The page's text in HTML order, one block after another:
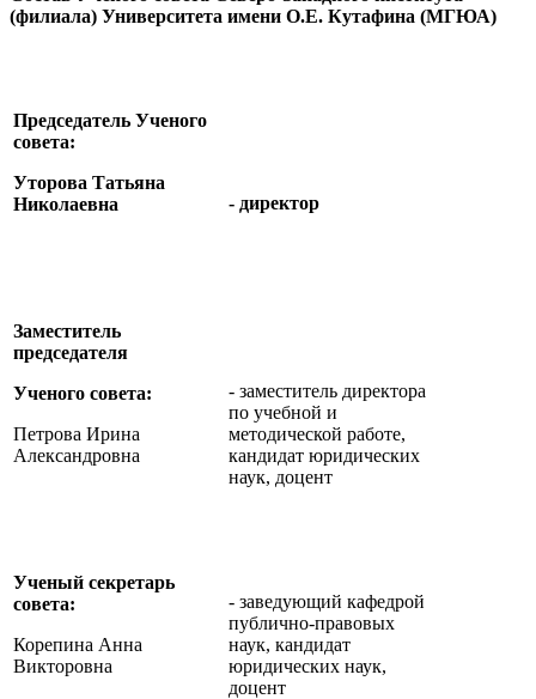
(филиала) Университета имени О.Е. Кутафина (МГЮА)
Председатель Ученого
совета:
Уторова Татьяна
Николаевна
- директор
Заместитель
председателя
Ученого совета:
Петрова Ирина
Александровна
- заместитель директора
по учебной и
методической работе,
кандидат юридических
наук, доцент
Ученый секретарь
совета:
Корепина Анна
Викторовна
- заведующий кафедрой
публично-правовых
наук, кандидат
юридических наук,
доцент